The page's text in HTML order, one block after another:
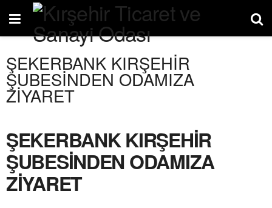
ŞEKERBANK KIRŞEHİR
ŞUBESİNDEN ODAMIZA
ZİYARET
ŞEKERBANK KIRŞEHİR
ŞUBESİNDEN ODAMIZA
ZİYARET